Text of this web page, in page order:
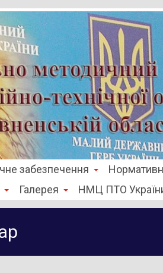
забезпечення
Галерея НМЦ ПТО